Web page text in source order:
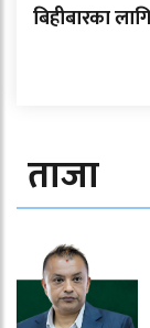
बिहीबारका
ताजा